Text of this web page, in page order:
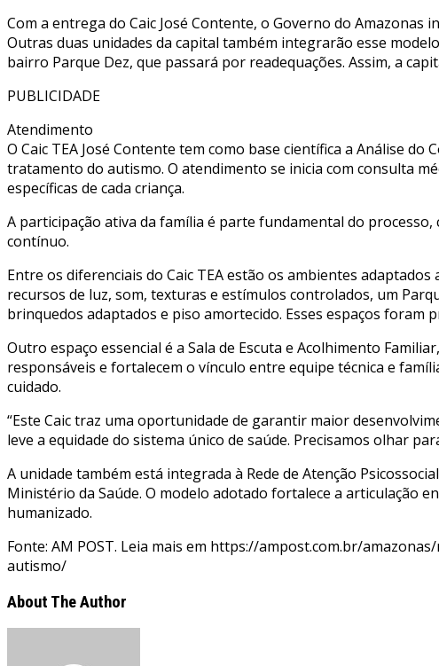
Com a entrega do Caic José Contente, o Governo do
Outras duas unidades da capital também integrarão esse
bairro Parque Dez, que passará por readequações. Assim, a
PUBLICIDADE
Atendimento
O Caic TEA José Contente tem como base científica a Análise
tratamento do autismo. O atendimento se inicia com consulta
específicas de cada criança.
A participação ativa da família é parte fundamental do
contínuo.
Entre os diferenciais do Caic TEA estão os ambientes
recursos de luz, som, texturas e estímulos controlados, um
brinquedos adaptados e piso amortecido. Esses espaços
Outro espaço essencial é a Sala de Escuta e Acolhimento
responsáveis e fortalecem o vínculo entre equipe técnica e
cuidado.
“Este Caic traz uma oportunidade de garantir maior
leve a equidade do sistema único de saúde. Precisamos olhar
A unidade também está integrada à Rede de Atenção
Ministério da Saúde. O modelo adotado fortalece a articulação
humanizado.
Fonte: AM POST. Leia mais em https://ampost.com.br/
autismo/
About The Author